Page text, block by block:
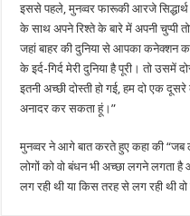
इससे पहले, मुनव्वर फारूकी आरजे
के साथ अपने रिश्ते के बारे में अपनी चुप्पी
जहां बाहर की दुनिया से आपका कनेक्शन
के इर्द-गिर्द मेरी दुनिया है पूरी। तो उसमें
इतनी अच्छी दोस्ती हो गई, हम दो एक
अनादर कर सकता हूं।”
मुनव्वर ने आगे बात करते हुए कहा की “जब
लोगों को वो बंधन भी अच्छा लगने लगता है
लग रही थी या किस तरह से लग रही थी